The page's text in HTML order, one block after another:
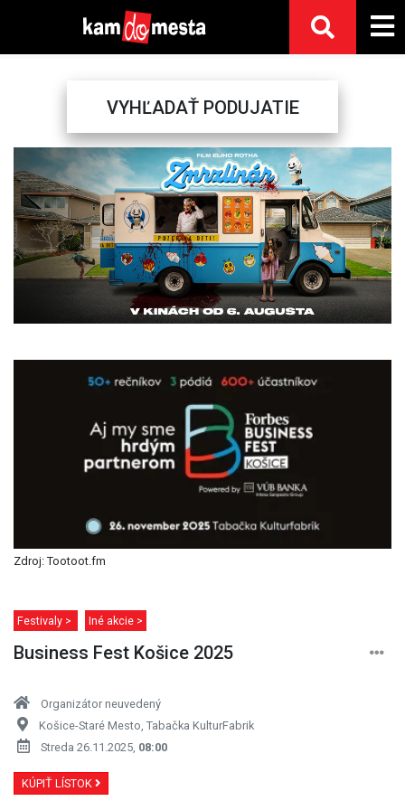
VYHĽADAŤ PODUJATIE
Previous Next
Zdroj: Tootoot.fm
Festivaly > Iné akcie >
Business Fest Košice 2025
Organizátor neuvedený
Košice-Staré Mesto, Tabačka KulturFabrik
Streda 26.11.2025, 08:00
KÚPIŤ LÍSTOK